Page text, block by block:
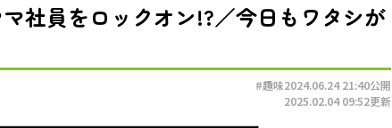
社員をロックオン!?／今日もワタシが
#趣味2024.06.24 21:40公開
2025.02.04 09:52更新